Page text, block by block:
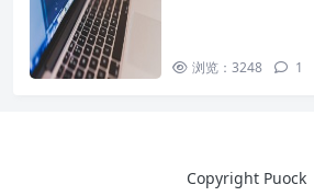
浏览：3248 1
Copyright Puock